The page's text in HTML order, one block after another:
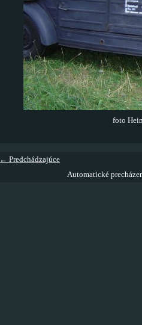
foto
← Predchádzajúce
Automatické